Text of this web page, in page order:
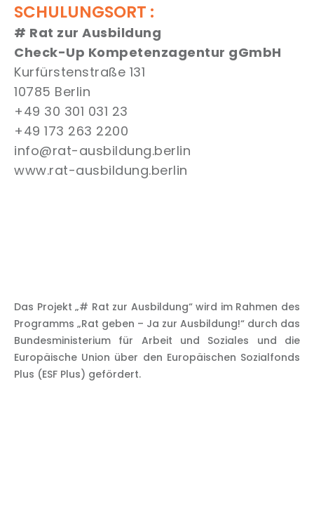
SCHULUNGSORT :
# Rat zur Ausbildung
Check-Up Kompetenzagentur gGmbH
Kurfürstenstraße 131
10785 Berlin
+49 30 301 031 23
+49 173 263 2200
info@rat-ausbildung.berlin
www.rat-ausbildung.berlin
Das Projekt „# Rat zur Ausbildung“ wird im Rahmen des
Programms „Rat geben – Ja zur Ausbildung!“ durch das
Bundesministerium für Arbeit und Soziales und die
Europäische Union über den Europäischen Sozialfonds
Plus (ESF Plus) gefördert.